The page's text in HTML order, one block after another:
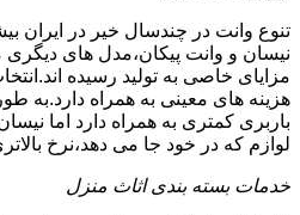
تنوع وانت در چندسال خیر در ایران
نیسان و وانت پیکان،مدل های دیگری
مزایای خاصی به تولید رسیده
هزینه های معینی به همراه دارد.به
باربری کمتری به همراه دارد اما
لوازم که در خود جا می دهد،نرخ
خدمات بسته بندی اثاث منزل